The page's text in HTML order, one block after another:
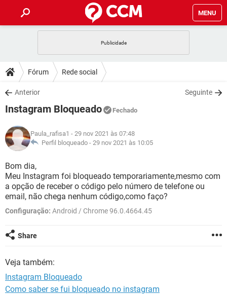
MENU
CELULAR
OUTLOOK
INSTAGRAM GMAIL
GUIA DE COMPRAS
DICAS
JOGOS
INSTAGRAM GMAIL
GUIA DE COMPRAS
DOWNLOADS
JOGOS WHATSAPP
CELULAR
OUTLOOK EXCEL
INSTAGRAM
GUIA DE COMPRAS
FÓRUM
JOGOS WHATSAPP
CELULAR
OUTLOOK
INSTAGRAM GMAIL
GLOSSÁRIO
JOGOS
CELULAR FACEBOOK
OUTLOOK EXCEL
INSTAGRAM GMAIL
GUIA DE COMPRAS
Fórum Rede social
Anterior Seguinte
Instagram Bloqueado Fechado
Paula_rafisa1 - 29 nov 2021 às 07:48
Perfil bloqueado - 29 nov 2021 às 10:05
Bom dia,
Meu Instagram foi bloqueado temporariamente,mesmo com
a opção de receber o código pelo número de telefone ou
email, não chega nenhum código,como faço?
Configuração: Android / Chrome 96.0.4664.45
Share
Veja também:
Instagram Bloqueado
Como saber se fui bloqueado no instagram